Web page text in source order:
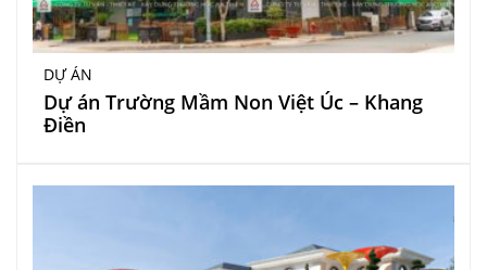
DỰ ÁN
Dự án Trường Mầm Non Việt Úc – Khang
Điền